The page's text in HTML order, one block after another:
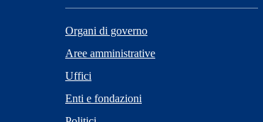
Organi di governo
Aree amministrative
Uffici
Enti e fondazioni